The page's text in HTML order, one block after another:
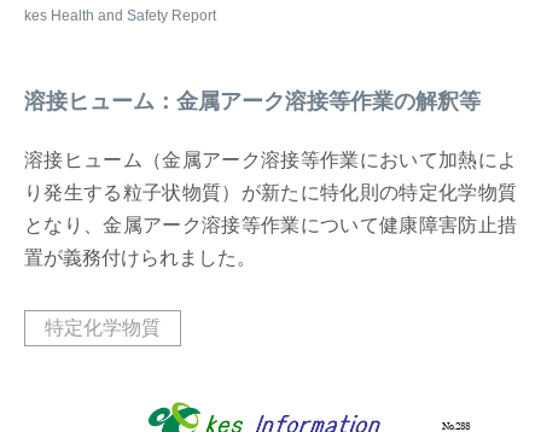
溶接ヒューム：金属アーク溶接等作業の解釈等
溶接ヒューム（金属アーク溶接等作業において加熱によ
り発生する粒子状物質）が新たに特化則の特定化学物質
となり、金属アーク溶接等作業について健康障害防止措
置が義務付けられました。
特定化学物質